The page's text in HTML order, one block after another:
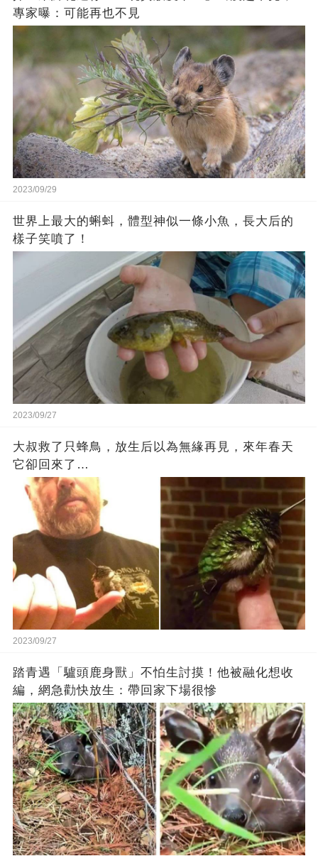
專家曝：可能再也不見
2023/09/29
世界上最大的蝌蚪，體型神似一條小魚，長大后的
樣子笑噴了！
2023/09/27
大叔救了只蜂鳥，放生后以為無緣再見，來年春天
它卻回來了…
2023/09/27
踏青遇「驢頭鹿身獸」不怕生討摸！他被融化想收
編，網急勸快放生：帶回家下場很慘